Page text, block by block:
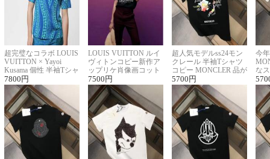
超完璧なコラボ LOUIS
VUITTON × Yayoi
Kusama 個性 半袖Tシャ
ツコピー男女兼用
7800 円
LOUIS VUITTON ルイ
ヴィトンコピー新作ア
ップリケ肖像画コット
ンニット半袖Tシャツ
7500 円
超人気モデルss24モン
クレール 半袖Tシャツ
コピー MONCLER 品が
良く見た目
5700 円
今
な
ル